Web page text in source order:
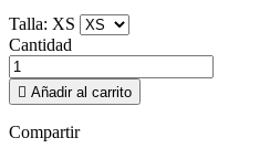
Talla: XS
Cantidad
 Añadir al carrito
Compartir